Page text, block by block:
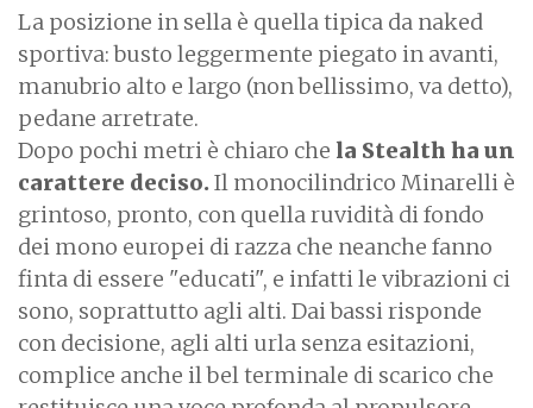
La posizione in sella è quella tipica da naked
sportiva: busto leggermente piegato in avanti,
manubrio alto e largo (non bellissimo, va detto),
pedane arretrate.
Dopo pochi metri è chiaro che la Stealth ha un
carattere deciso. Il monocilindrico Minarelli è
grintoso, pronto, con quella ruvidità di fondo
dei mono europei di razza che neanche fanno
finta di essere "educati", e infatti le vibrazioni ci
sono, soprattutto agli alti. Dai bassi risponde
con decisione, agli alti urla senza esitazioni,
complice anche il bel terminale di scarico che